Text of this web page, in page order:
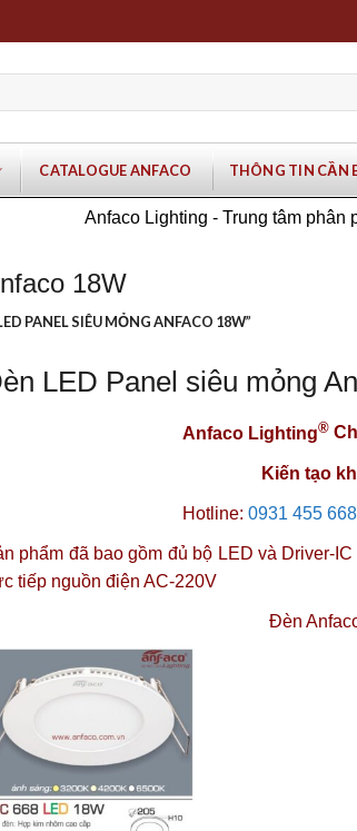
CATALOGUE ANFACO THÔNG TIN CẦN
Anfaco Lighting - Trung tâm phân
18W
PANEL SIÊU MỎNG ANFACO 18W”
LED Panel siêu mỏng
Anfaco Lighting®
Kiến tạo
Hotline: 0931 455 668
phẩm đã bao gồm đủ bộ LED và Driver-
tiếp nguồn điện AC-220V
Đèn